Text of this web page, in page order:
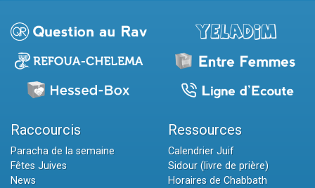
Raccourcis
Paracha de la semaine
Fêtes Juives
News
Ressources
Calendrier Juif
Sidour (livre de prière)
Horaires de Chabbath